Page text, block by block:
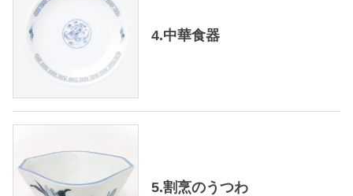
4.中華食器
5.割烹のうつわ